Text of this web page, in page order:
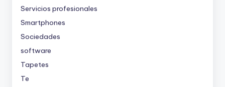
Servicios profesionales
Smartphones
Sociedades
software
Tapetes
Te